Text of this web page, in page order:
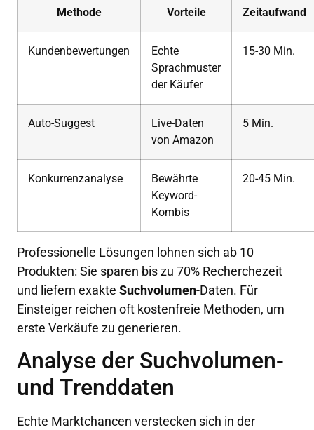
Methode Vorteile Zeitaufwand
Kundenbewertungen
Echte
Sprachmuster
der Käufer
15-30 Min.
Auto-Suggest
Live-Daten
von Amazon
5 Min.
Konkurrenzanalyse
Bewährte
Keyword-
Kombis
20-45 Min.
Professionelle Lösungen lohnen sich ab 10
Produkten: Sie sparen bis zu 70% Recherchezeit
und liefern exakte Suchvolumen-Daten. Für
Einsteiger reichen oft kostenfreie Methoden, um
erste Verkäufe zu generieren.
Analyse der Suchvolumen-
und Trenddaten
Echte Marktchancen verstecken sich in der